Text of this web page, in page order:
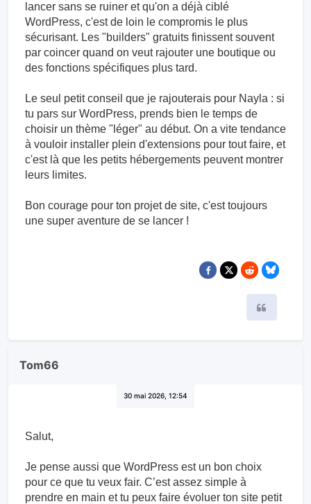
lancer sans se ruiner et qu'on a déjà ciblé
WordPress, c'est de loin le compromis le plus
sécurisant. Les "builders" gratuits finissent souvent
par coincer quand on veut rajouter une boutique ou
des fonctions spécifiques plus tard.
Le seul petit conseil que je rajouterais pour Nayla : si
tu pars sur WordPress, prends bien le temps de
choisir un thème "léger" au début. On a vite tendance
à vouloir installer plein d'extensions pour tout faire, et
c'est là que les petits hébergements peuvent montrer
leurs limites.
Bon courage pour ton projet de site, c'est toujours
une super aventure de se lancer !
Tom66
30 mai 2026, 12:54
Salut,
Je pense aussi que WordPress est un bon choix
pour ce que tu veux fair. C’est assez simple à
prendre en main et tu peux faire évoluer ton site petit